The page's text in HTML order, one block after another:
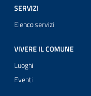
SERVIZI
Elenco servizi
VIVERE IL COMUNE
Luoghi
Eventi